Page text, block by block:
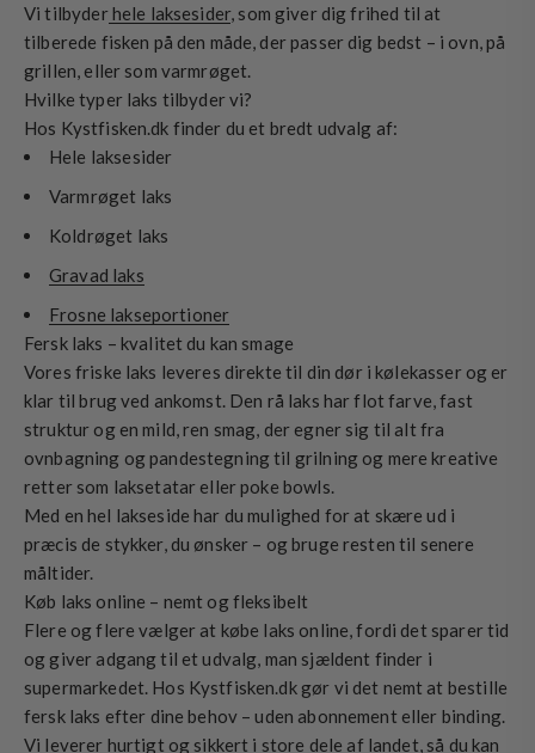
Vi tilbyderhele laksesider, som giver dig frihed til at
tilberede fisken på den måde, der passer dig bedst – i ovn, på
grillen, eller som varmrøget.
Hvilke typer laks tilbyder vi?
Hos Kystfisken.dk finder du et bredt udvalg af:
Hele laksesider
Varmrøget laks
Koldrøget laks
Gravad laks
Frosne lakseportioner
Fersk laks – kvalitet du kan smage
Vores friske laks leveres direkte til din dør i kølekasser og er
klar til brug ved ankomst. Den rå laks har flot farve, fast
struktur og en mild, ren smag, der egner sig til alt fra
ovnbagning og pandestegning til grilning og mere kreative
retter som laksetatar eller poke bowls.
Med en hel lakseside har du mulighed for at skære ud i
præcis de stykker, du ønsker – og bruge resten til senere
måltider.
Køb laks online – nemt og fleksibelt
Flere og flere vælger at købe laks online, fordi det sparer tid
og giver adgang til et udvalg, man sjældent finder i
supermarkedet. Hos Kystfisken.dk gør vi det nemt at bestille
fersk laks efter dine behov – uden abonnement eller binding.
Vi leverer hurtigt og sikkert i store dele af landet, så du kan